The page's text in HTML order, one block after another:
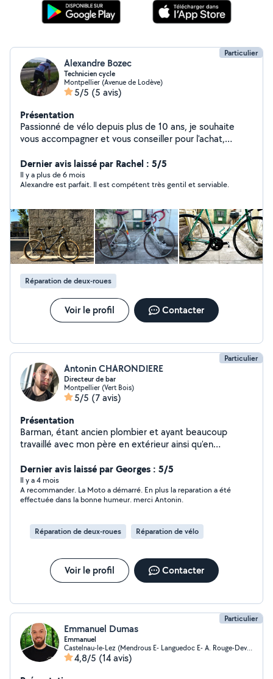
Particulier
Alexandre Bozec
Technicien cycle
Montpellier (Avenue de Lodève)
5/5 (5 avis)
Présentation
Passionné de vélo depuis plus de 10 ans, je souhaite
vous accompagner et vous conseiller pour l'achat,
sur Montpellier et je vous accueille dans le quartier des
Arceaux. Mon expérience : 2 ans d'expérience
technicien-vendeur cycle. Mon objectif : proposer des
Dernier avis laissé par Rachel : 5/5
Il y a plus de 6 mois
Alexandre est parfait. Il est compétent très gentil et serviable.
Réparation de deux-roues
Voir le profil Contacter
Particulier
Antonin CHARONDIERE
Directeur de bar
Montpellier (Vert Bois)
5/5 (7 avis)
Présentation
Barman, étant ancien plombier et ayant beaucoup
travaillé avec mon père en extérieur ainsi qu'en
comme très polyvalent
Dernier avis laissé par Georges : 5/5
Il y a 4 mois
A recommander. La Moto a démarré. En plus la reparation a été
effectuée dans la bonne humeur. merci Antonin.
Réparation de deux-roues Réparation de vélo
Voir le profil Contacter
Particulier
Emmanuel Dumas
Emmanuel
Castelnau-le-Lez (Mendrous E- Languedoc E- A. Rouge-Devois)
4,8/5 (14 avis)